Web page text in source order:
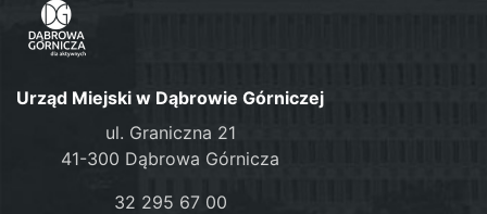
Urząd Miejski w Dąbrowie Górniczej
ul. Graniczna 21
41-300 Dąbrowa Górnicza
32 295 67 00